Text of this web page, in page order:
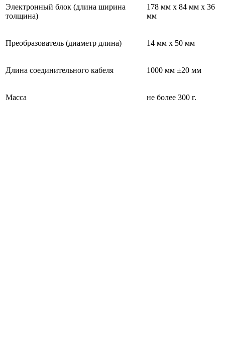
Электронный блок (длина ширина
толщина)
178 мм x 84 мм x 36
мм
Преобразователь (диаметр длина) 14 мм x 50 мм
Длина соединительного кабеля 1000 мм ±20 мм
Масса не более 300 г.